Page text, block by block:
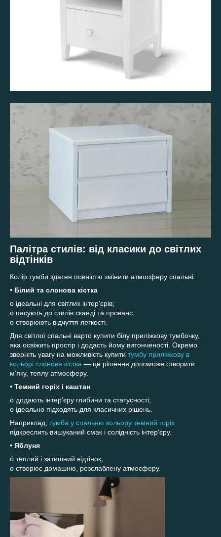
Палітра стилів: від класики до світлих
відтінків
Колір тумби здатен повністю змінити атмосферу спальні:
• Білий та слонова кістка
o ідеальні для світлих інтер’єрів;
o пасують до стилів сканді та прованс;
o створюють відчуття легкості.
Для світлої спальні варто купити білу приліжкову тумбочку,
яка освіжить простір і додасть йому витонченості. Окремо
зверніть увагу на можливість купити тумбу приліжкову в
кольорі слонова кістка — це рішення допоможе створити
м’яку, теплу атмосферу.
• Темний горіх і каштан
o додають інтер’єру глибини та статусності;
o ідеально підходять для класичних рішень.
Наприклад, тумба у спальню кольору темний горіх
підкреслить вишуканий смак і солідність інтер’єру.
• Яблуня
o теплий і затишний відтінок;
o створює домашню, розслаблену атмосферу.